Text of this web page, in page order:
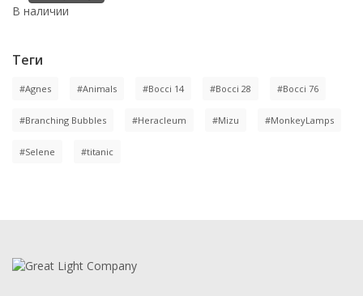
В наличии
Теги
#Agnes #Animals #Bocci 14 #Bocci 28 #Bocci 76
#Branching Bubbles #Heracleum #Mizu #MonkeyLamps
#Selene #titanic